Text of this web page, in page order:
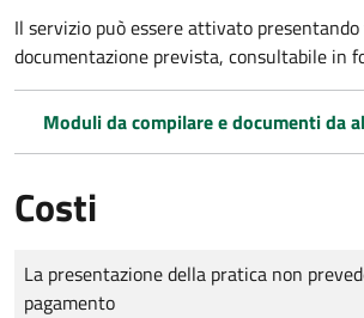
Il servizio può essere attivato
documentazione prevista, consultabile in
Moduli da compilare e documenti da
Costi
Tipo di pagamento
Importo
La presentazione della pratica non
pagamento